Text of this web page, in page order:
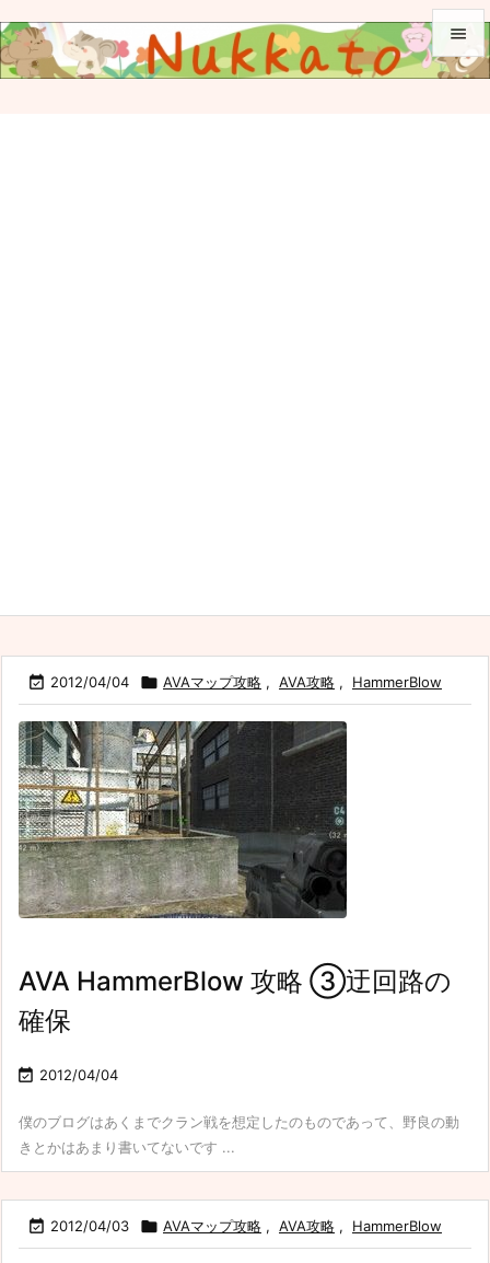


 2012/04/04  AVAマップ攻略 , AVA攻略 , HammerBlow
AVA HammerBlow 攻略 ③迂回路の
確保
 2012/04/04
僕のブログはあくまでクラン戦を想定したのものであって、野良の動
きとかはあまり書いてないです ...
 2012/04/03  AVAマップ攻略 , AVA攻略 , HammerBlow